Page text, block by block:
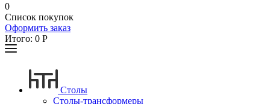
0
Список покупок
Оформить заказ
Итого: 0 Р
Столы
Столы-трансформеры